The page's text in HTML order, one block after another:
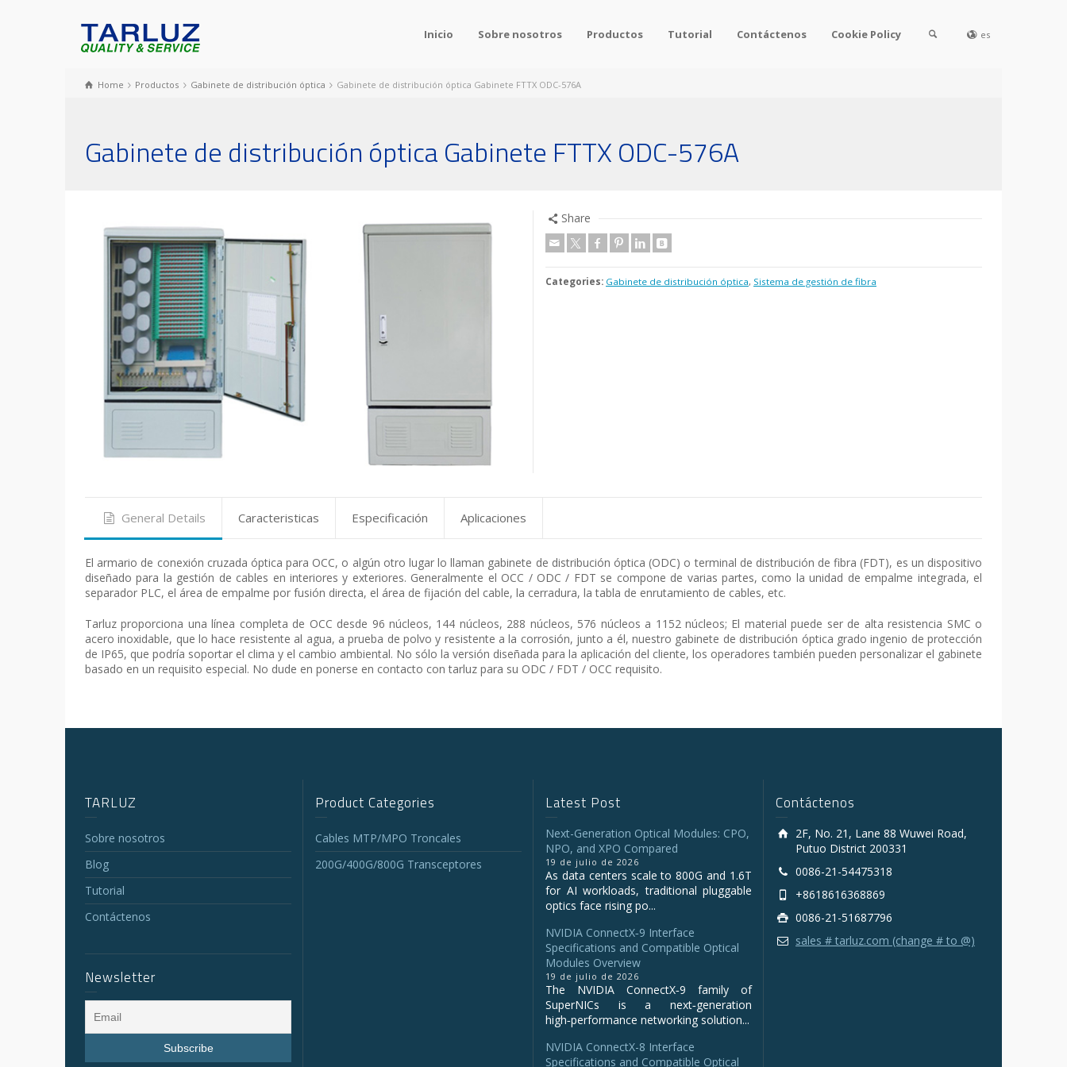
Inicio Sobre nosotros Productos Tutorial Contáctenos Cookie Policy es
Home Productos Gabinete de distribución óptica Gabinete de distribución óptica Gabinete FTTX ODC-576A
Gabinete de distribución óptica Gabinete FTTX ODC-576A
Share
Categories: Gabinete de distribución óptica, Sistema de gestión de fibra
General Details Caracteristicas Especificación Aplicaciones
El armario de conexión cruzada óptica para OCC, o algún otro lugar lo llaman gabinete de distribución óptica (ODC) o terminal de distribución de fibra (FDT), es un dispositivo
diseñado para la gestión de cables en interiores y exteriores. Generalmente el OCC / ODC / FDT se compone de varias partes, como la unidad de empalme integrada, el
separador PLC, el área de empalme por fusión directa, el área de fijación del cable, la cerradura, la tabla de enrutamiento de cables, etc.
Tarluz proporciona una línea completa de OCC desde 96 núcleos, 144 núcleos, 288 núcleos, 576 núcleos a 1152 núcleos; El material puede ser de alta resistencia SMC o
acero inoxidable, que lo hace resistente al agua, a prueba de polvo y resistente a la corrosión, junto a él, nuestro gabinete de distribución óptica grado ingenio de protección
de IP65, que podría soportar el clima y el cambio ambiental. No sólo la versión diseñada para la aplicación del cliente, los operadores también pueden personalizar el gabinete
basado en un requisito especial. No dude en ponerse en contacto con tarluz para su ODC / FDT / OCC requisito.
TARLUZ
Sobre nosotros
Blog
Tutorial
Contáctenos
Newsletter
Product Categories
Cables MTP/MPO Troncales
200G/400G/800G Transceptores
Latest Post
Next-Generation Optical Modules: CPO,
NPO, and XPO Compared
19 de julio de 2026
As data centers scale to 800G and 1.6T
for AI workloads, traditional pluggable
optics face rising po...
NVIDIA ConnectX‑9 Interface
Specifications and Compatible Optical
Modules Overview
19 de julio de 2026
The NVIDIA ConnectX‑9 family of
SuperNICs is a next‑generation
high‑performance networking solution...
NVIDIA ConnectX-8 Interface
Specifications and Compatible Optical
Contáctenos
2F, No. 21, Lane 88 Wuwei Road,
Putuo District 200331
0086-21-54475318
+8618616368869
0086-21-51687796
sales # tarluz.com (change # to @)